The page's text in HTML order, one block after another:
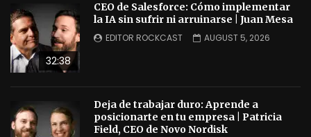
32:38
CEO de Salesforce: Cómo implementar
la IA sin sufrir ni arruinarse | Juan Mesa
EDITOR ROCKCAST AUGUST 5, 2026
Deja de trabajar duro: Aprende a
posicionarte en tu empresa | Patricia
Field, CEO de Novo Nordisk